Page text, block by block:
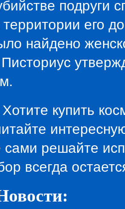
его
найдено
купить
сами решайте
всегда